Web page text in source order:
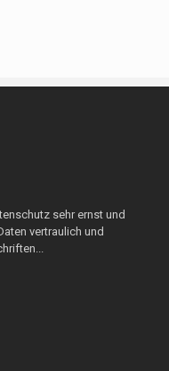
sehr ernst und
vertraulich und